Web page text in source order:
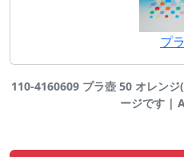
プ
110-4160609 プラ壺 50 オレン
ージです |